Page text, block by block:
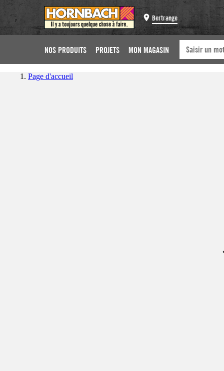
Bertrange
NOS PRODUITS PROJETS MON MAGASIN
Page d'accueil